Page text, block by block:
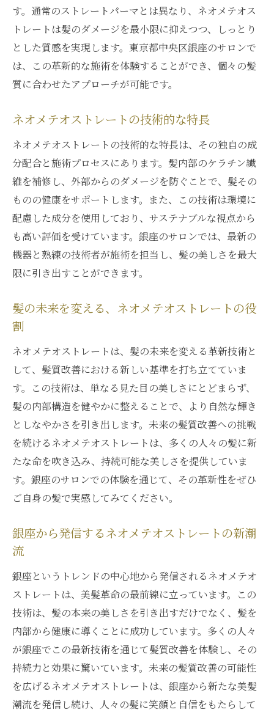
す。通常のストレートパーマとは異なり、ネオメテオス
トレートは髪のダメージを最小限に抑えつつ、しっとり
とした質感を実現します。東京都中央区銀座のサロンで
は、この革新的な施術を体験することができ、個々の髪
質に合わせたアプローチが可能です。
ネオメテオストレートの技術的な特長
ネオメテオストレートの技術的な特長は、その独自の成
分配合と施術プロセスにあります。髪内部のケラチン繊
維を補修し、外部からのダメージを防ぐことで、髪その
ものの健康をサポートします。また、この技術は環境に
配慮した成分を使用しており、サステナブルな視点から
も高い評価を受けています。銀座のサロンでは、最新の
機器と熟練の技術者が施術を担当し、髪の美しさを最大
限に引き出すことができます。
髪の未来を変える、ネオメテオストレートの役
割
ネオメテオストレートは、髪の未来を変える革新技術と
して、髪質改善における新しい基準を打ち立てていま
す。この技術は、単なる見た目の美しさにとどまらず、
髪の内部構造を健やかに整えることで、より自然な輝き
としなやかさを引き出します。未来の髪質改善への挑戦
を続けるネオメテオストレートは、多くの人々の髪に新
たな命を吹き込み、持続可能な美しさを提供していま
す。銀座のサロンでの体験を通じて、その革新性をぜひ
ご自身の髪で実感してみてください。
銀座から発信するネオメテオストレートの新潮
流
銀座というトレンドの中心地から発信されるネオメテオ
ストレートは、美髪革命の最前線に立っています。この
技術は、髪の本来の美しさを引き出すだけでなく、髪を
内部から健康に導くことに成功しています。多くの人々
が銀座でこの最新技術を通じて髪質改善を体験し、その
持続力と効果に驚いています。未来の髪質改善の可能性
を広げるネオメテオストレートは、銀座から新たな美髪
潮流を発信し続け、人々の髪に笑顔と自信をもたらして